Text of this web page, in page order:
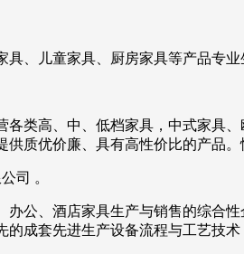
具、儿童家具、厨房家具等产品专
各类高、中、低档家具，中式家具
供质优价廉、具有高性价比的产品
司 。
办公、酒店家具生产与销售的综合
的成套先进生产设备流程与工艺技